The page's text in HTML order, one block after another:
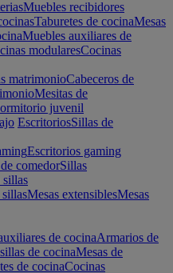
Muebles recibidores
Taburetes de cocinaMesas
Muebles auxiliares de
modularesCocinas
matrimonioCabeceros de
Mesitas de
juvenil
EscritoriosSillas de
Escritorios gaming
comedorSillas
sillas
Mesas extensiblesMesas
de cocinaArmarios de
de cocinaMesas de
de cocinaCocinas